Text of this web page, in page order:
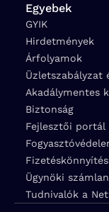
Egyebek
GYIK
Hirdetmények
Árfolyamok
Üzletszabályzat
Akadálymentes
Biztonság
Fejlesztői portál
Ügynöki
Tudnivalók a